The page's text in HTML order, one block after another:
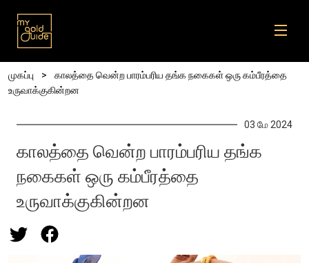
Breadcrumb
முகப்பு
காலத்தை வென்ற பாரம்பரிய தங்க நகைகள் ஒரு கம்பீரத்தை
உருவாக்குகின்றன
03 மே 2024
காலத்தை வென்ற பாரம்பரிய தங்க
நகைகள் ஒரு கம்பீரத்தை
உருவாக்குகின்றன